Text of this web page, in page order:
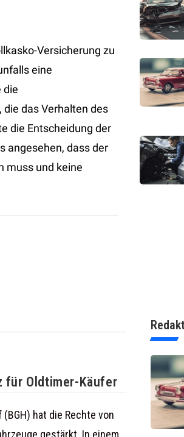
Versicherung zu
eine
die
das Verhalten des
die Entscheidung der
angesehen, dass der
muss und keine
für Oldtimer-Käufer
hat die Rechte von
gestärkt. In einem